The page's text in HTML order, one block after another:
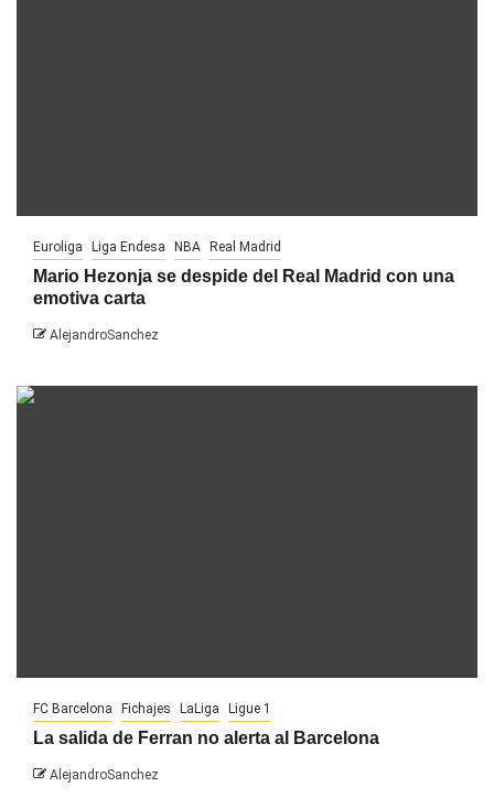
Euroliga Liga Endesa NBA Real Madrid
Mario Hezonja se despide del Real Madrid con una
emotiva carta
AlejandroSanchez
FC Barcelona Fichajes LaLiga Ligue 1
La salida de Ferran no alerta al Barcelona
AlejandroSanchez